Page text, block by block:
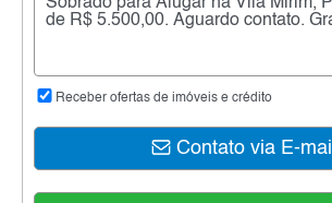
Receber ofertas de imóveis e crédito
Contato via E-mail